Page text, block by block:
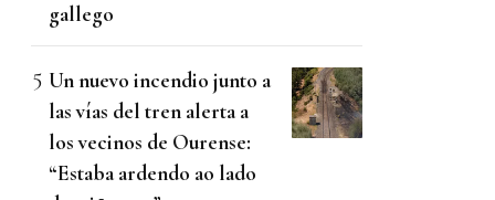
gallego
Un nuevo incendio junto a
las vías del tren alerta a
los vecinos de Ourense:
“Estaba ardendo ao lado